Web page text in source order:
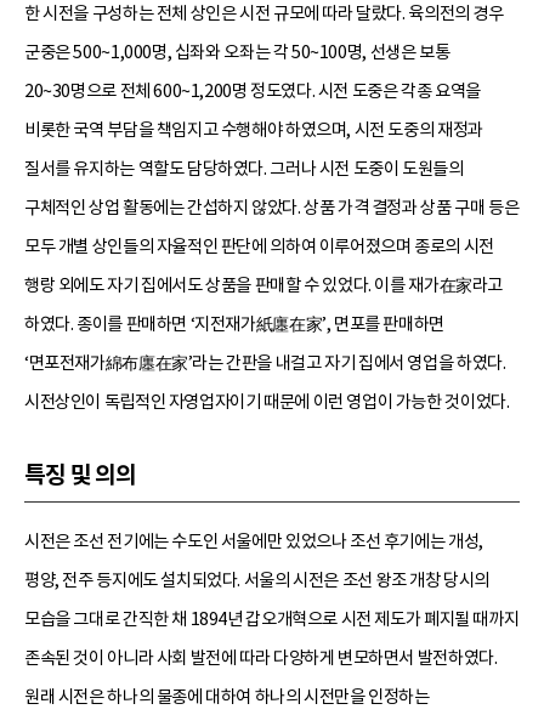
한 시전을 구성하는 전체 상인은 시전 규모에 따라 달랐다. 육의전의 경우
군중은 500~1,000명, 십좌와 오좌는 각 50~100명, 선생은 보통
20~30명으로 전체 600~1,200명 정도였다. 시전 도중은 각종 요역을
비롯한 국역 부담을 책임지고 수행해야 하였으며, 시전 도중의 재정과
질서를 유지하는 역할도 담당하였다. 그러나 시전 도중이 도원들의
구체적인 상업 활동에는 간섭하지 않았다. 상품 가격 결정과 상품 구매 등은
모두 개별 상인들의 자율적인 판단에 의하여 이루어졌으며 종로의 시전
행랑 외에도 자기 집에서도 상품을 판매할 수 있었다. 이를 재가在家라고
하였다. 종이를 판매하면 ‘지전재가紙廛在家’, 면포를 판매하면
‘면포전재가綿布廛在家’라는 간판을 내걸고 자기 집에서 영업을 하였다.
시전상인이 독립적인 자영업자이기 때문에 이런 영업이 가능한 것이었다.
특징 및 의의
시전은 조선 전기에는 수도인 서울에만 있었으나 조선 후기에는 개성,
평양, 전주 등지에도 설치되었다. 서울의 시전은 조선 왕조 개창 당시의
모습을 그대로 간직한 채 1894년 갑오개혁으로 시전 제도가 폐지될 때까지
존속된 것이 아니라 사회 발전에 따라 다양하게 변모하면서 발전하였다.
원래 시전은 하나의 물종에 대하여 하나의 시전만을 인정하는